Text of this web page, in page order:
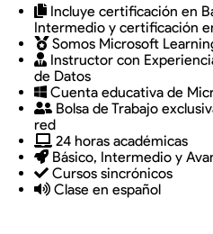
Incluye certificación en
Intermedio y certificación
Somos Microsoft
Instructor con
de Datos
Cuenta educativa de
Bolsa de Trabajo
red
24 horas académicas
Básico, Intermedio y
Cursos sincrónicos
Clase en español